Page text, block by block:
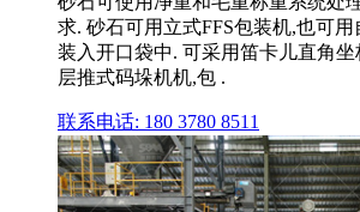
求. 砂石可用立式FFS包装机,也可
装入开口袋中. 可采用笛卡儿直角
层推式码垛机机,包 .
联系电话: 180 3780 8511